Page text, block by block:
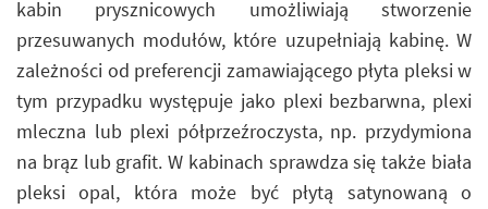
kabin prysznicowych umożliwiają stworzenie
przesuwanych modułów, które uzupełniają kabinę. W
zależności od preferencji zamawiającego płyta pleksi w
tym przypadku występuje jako plexi bezbarwna, plexi
mleczna lub plexi półprzeźroczysta, np. przydymiona
na brąz lub grafit. W kabinach sprawdza się także biała
pleksi opal, która może być płytą satynowaną o